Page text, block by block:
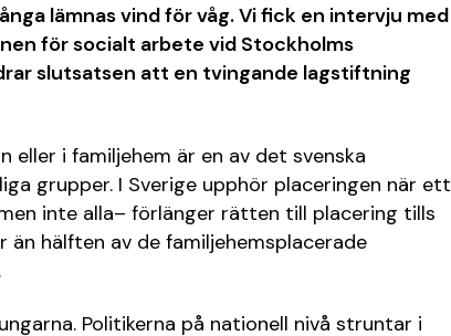
lämnas vind för våg. Vi fick en intervju med
för socialt arbete vid Stockholms
slutsatsen att en tvingande lagstiftning
eller i familjehem är en av det svenska
grupper. I Sverige upphör placeringen när ett
inte alla– förlänger rätten till placering tills
hälften av de familjehemsplacerade
Politikerna på nationell nivå struntar i